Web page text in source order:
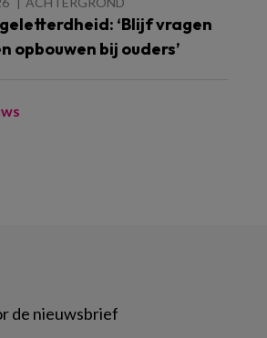
‘Blijf vragen
opbouwen bij ouders’
de nieuwsbrief